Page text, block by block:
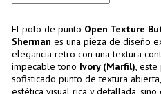
El polo de punto Open Texture
Sherman es una pieza de diseño
elegancia retro con una textura
impecable tono Ivory (Marfil), este
sofisticado punto de textura
estética visual rica y detallada,